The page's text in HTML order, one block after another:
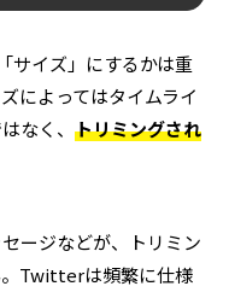
サイズ」にするかは重
によってはタイムライ
なく、 トリミングされ
ージなどが、トリミン
。Twitterは頻繁に仕様